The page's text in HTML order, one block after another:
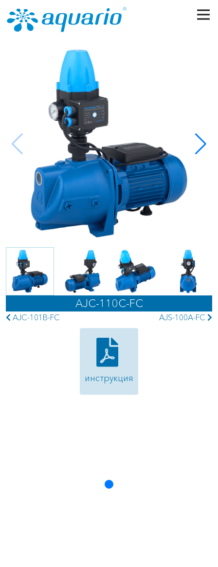
Перейти к основному содержанию
AJC-110C-FC
AJC-101B-FС AJS-100A-FС
инструкция